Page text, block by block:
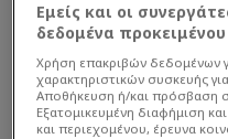
Εμείς και οι
δεδομένα
Χρήση επακριβών δεδομένων
χαρακτηριστικών συσκευής
Αποθήκευση ή/και πρόσβαση
Εξατομικευμένη διαφήμιση
και περιεχομένου, έρευνα